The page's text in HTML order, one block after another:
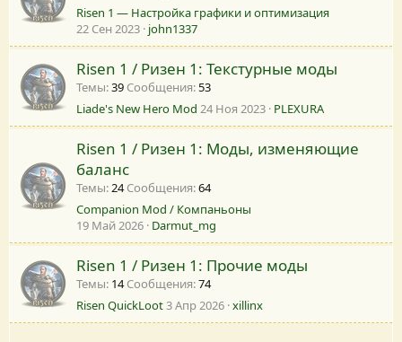
Risen 1 — Настройка графики и оптимизация
22 Сен 2023 john1337
Risen 1 / Ризен 1: Текстурные моды
Темы 39 Сообщения 53
Liade's New Hero Mod 24 Ноя 2023 PLEXURA
Risen 1 / Ризен 1: Моды, изменяющие
баланс
Темы 24 Сообщения 64
Companion Mod / Компаньоны
19 Май 2026 Darmut_mg
Risen 1 / Ризен 1: Прочие моды
Темы 14 Сообщения 74
Risen QuickLoot3 Апр 2026 xillinx